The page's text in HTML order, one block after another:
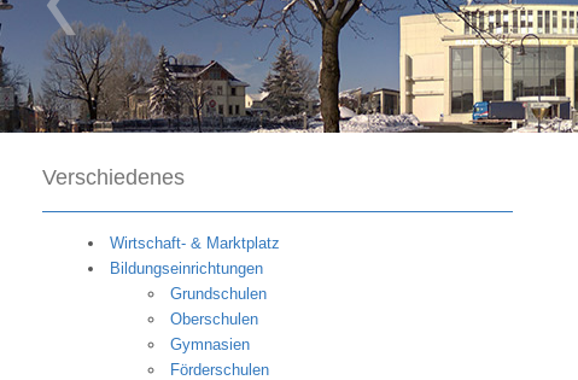
Verschiedenes
Wirtschaft- & Marktplatz
Bildungseinrichtungen
Grundschulen
Oberschulen
Gymnasien
Förderschulen